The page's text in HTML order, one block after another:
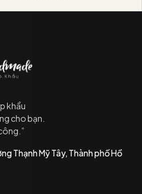
khẩu
cho bạn.
Thạnh Mỹ Tây, Thành phố Hồ